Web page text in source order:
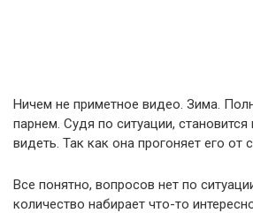
Ничем не приметное видео. Зима.
парнем. Судя по ситуации,
видеть. Так как она прогоняет его от
Все понятно, вопросов нет по
количество набирает что-то